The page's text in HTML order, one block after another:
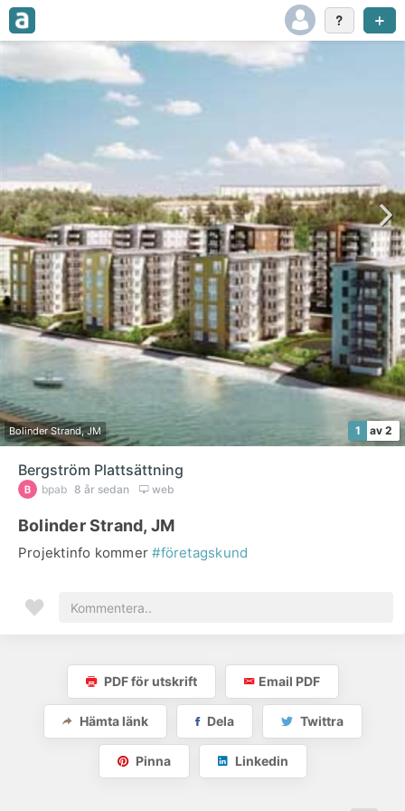
Bolinder Strand, JM 1 av 2
Bergström Plattsättning
bpab 8 år sedan web
Bolinder Strand, JM
Projektinfo kommer#företagskund
PDF för utskrift Email PDF
Hämta länk Dela Twittra
Pinna Linkedin